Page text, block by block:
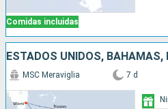
Comidas incluidas
MSC Meraviglia 7 d